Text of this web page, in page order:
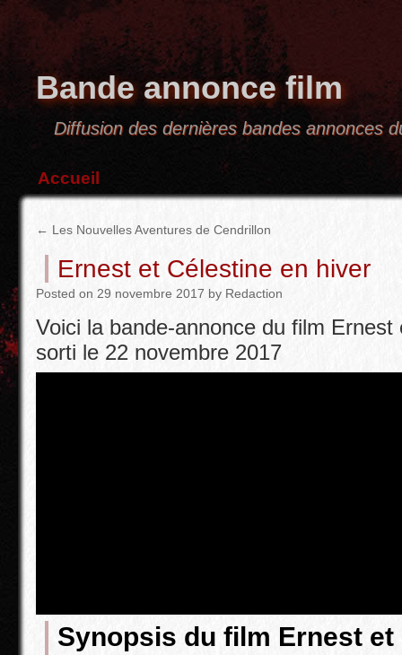
Bande annonce film
Diffusion des dernières bandes annonces
Accueil
← Les Nouvelles Aventures de Cendrillon
Ernest et Célestine en hiver
Posted on 29 novembre 2017 by Redaction
Voici la bande-annonce du film
sorti le 22 novembre 2017
Synopsis du film Ernest et